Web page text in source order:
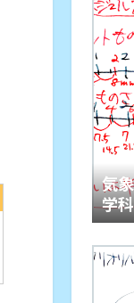
気
学
た